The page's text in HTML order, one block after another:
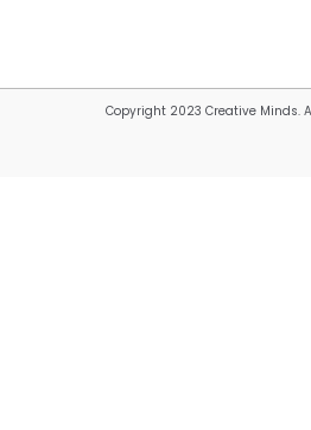
Copyright 2023 Creative Minds.